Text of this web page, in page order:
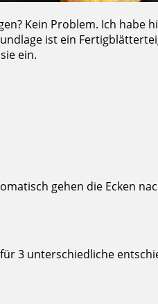
Kein Problem. Ich habe
ist ein
ein.
gehen die Ecken
3 unterschiedliche